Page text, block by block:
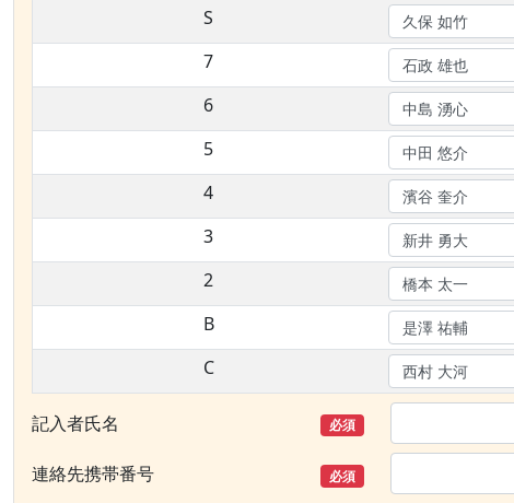
S
7
6
5
4
3
2
B
C
記入者氏名 必須
連絡先携帯番号 必須